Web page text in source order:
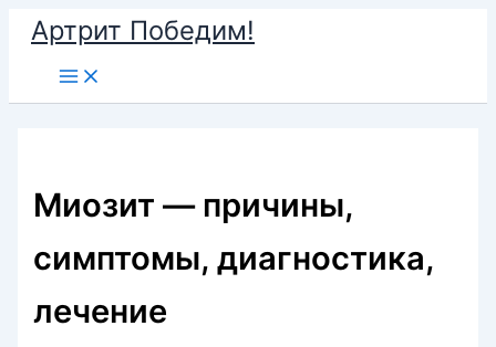
Перейти
содержимому
Артрит Победим!
Main
Menu
Миозит — причины,
симптомы, диагностика,
лечение